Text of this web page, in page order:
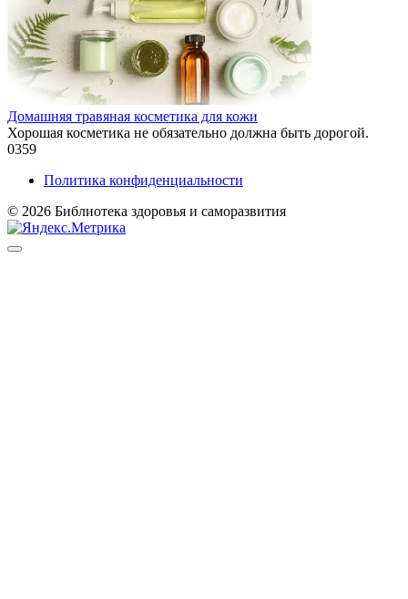
Домашняя травяная косметика для кожи
Хорошая косметика не обязательно должна быть дорогой.
0359
Политика конфиденциальности
© 2026 Библиотека здоровья и саморазвития